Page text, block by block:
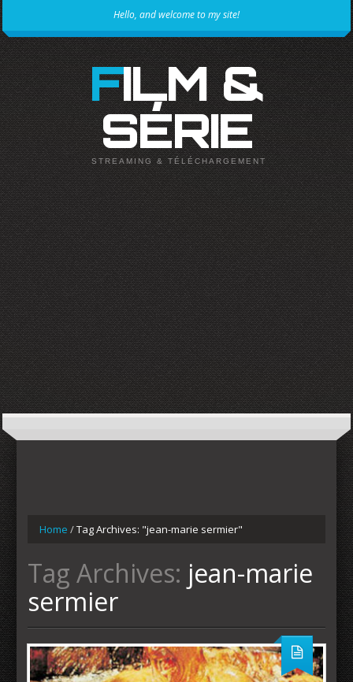
Hello, and welcome to my site!
FILM &
SÉRIE
STREAMING & TÉLÉCHARGEMENT
Home /Tag Archives: "jean-marie sermier"
Tag Archives: jean-marie
sermier